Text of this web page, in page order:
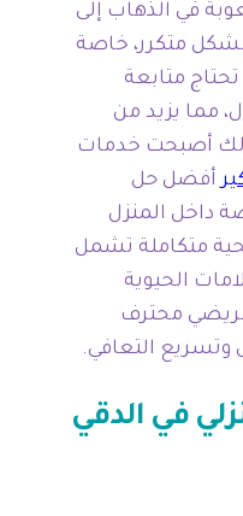
في الذهاب إلى
متكرر، خاصة
متابعة
مما يزيد من
أصبحت خدمات
أفضل حل
داخل المنزل
متكاملة تشمل
الحيوية
محترف
التعافي.
في الدقي